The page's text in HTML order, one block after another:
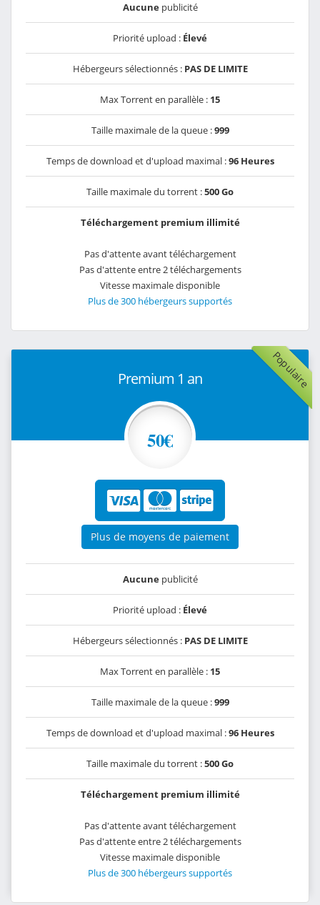
Aucunepublicité
Priorité upload : Élevé
Hébergeurs sélectionnés : PAS DE LIMITE
Max Torrent en parallèle : 15
Taille maximale de la queue :999
Temps de download et d'upload maximal :96 Heures
Taille maximale du torrent :500 Go
Téléchargement premium illimité
Pas d'attente avant téléchargement
Pas d'attente entre 2 téléchargements
Vitesse maximale disponible
Plus de 300 hébergeurs supportés
Populaire
Premium 1 an
50€
Plus de moyens de paiement
Aucunepublicité
Priorité upload : Élevé
Hébergeurs sélectionnés : PAS DE LIMITE
Max Torrent en parallèle : 15
Taille maximale de la queue :999
Temps de download et d'upload maximal :96 Heures
Taille maximale du torrent :500 Go
Téléchargement premium illimité
Pas d'attente avant téléchargement
Pas d'attente entre 2 téléchargements
Vitesse maximale disponible
Plus de 300 hébergeurs supportés